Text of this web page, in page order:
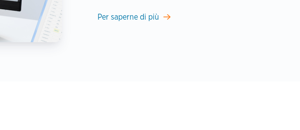
Per saperne di più